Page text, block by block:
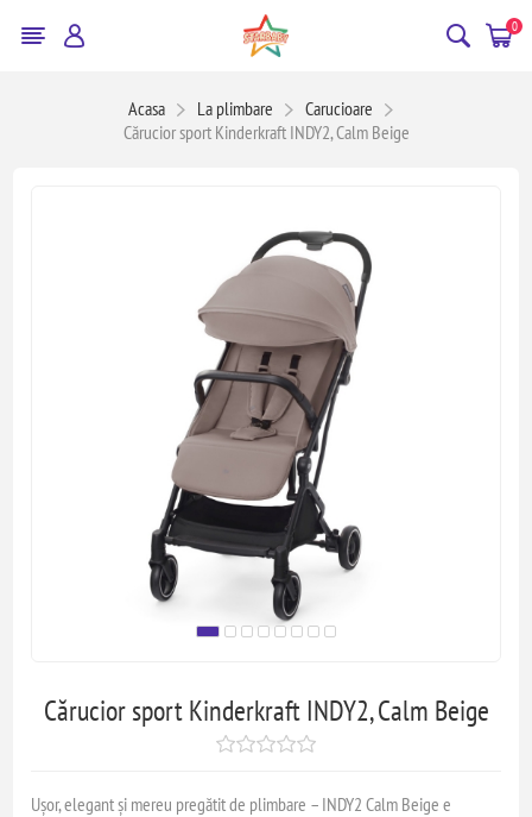
0
Acasa La plimbare
Carucioare
Cărucior sport Kinderkraft INDY2, Calm Beige
Cărucior sport Kinderkraft INDY2, Calm Beige
Ușor, elegant și mereu pregătit de plimbare – INDY2 Calm Beige e